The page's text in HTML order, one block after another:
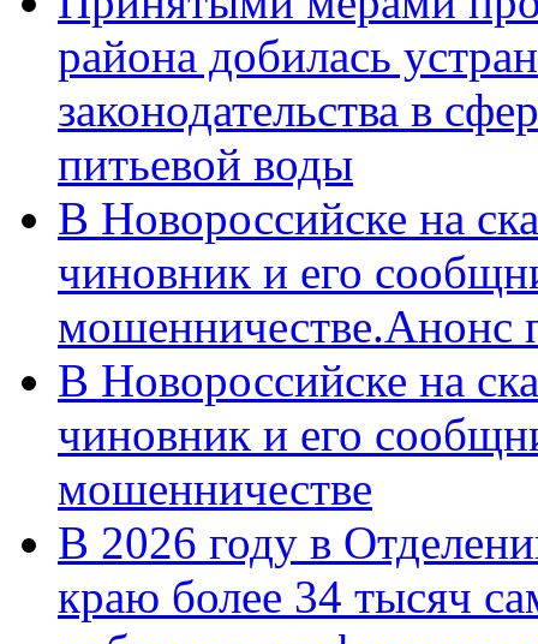
района добилась
законодательства в
питьевой воды
В Новороссийске на
чиновник и его
мошенничестве.Анонс
В Новороссийске на
чиновник и его
мошенничестве
В 2026 году в
краю более 34 тысяч